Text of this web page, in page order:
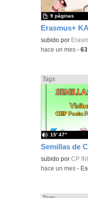
Contenido
subido por
9 páginas
-hace un mes -63
Encontrado
Tags
Contenido
subido porCP
15′ 47″
-hace un mes -